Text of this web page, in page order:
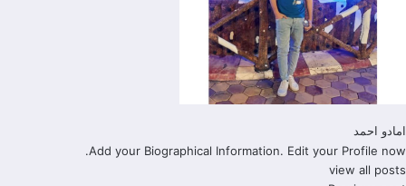
امادو احمد
Add your Biographical Information. Edit your Profile now.
view all posts